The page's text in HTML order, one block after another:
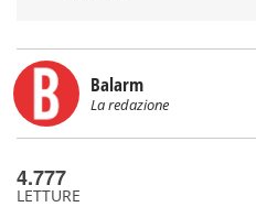
Balarm
La redazione
4.777
LETTURE